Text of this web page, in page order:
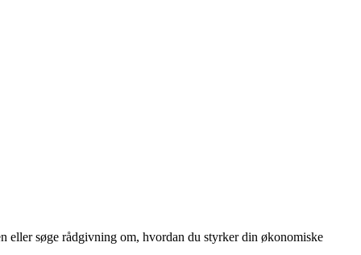
eller søge rådgivning om, hvordan du styrker din økonomiske